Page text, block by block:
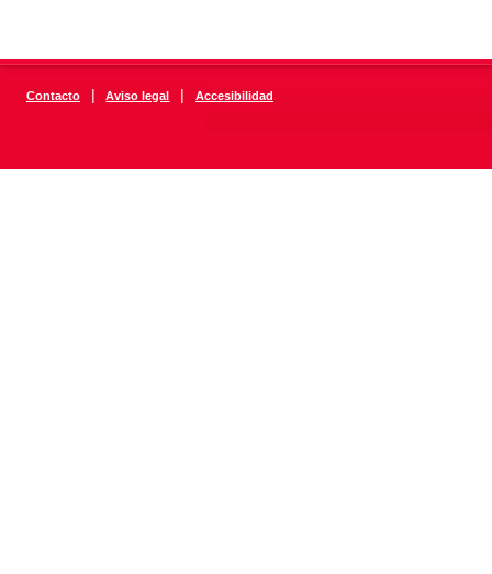
Contacto | Aviso legal | Accesibilidad